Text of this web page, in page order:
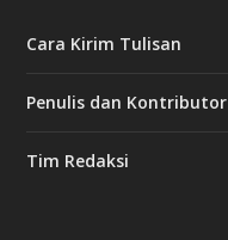
Cara Kirim Tulisan
Penulis dan Kontributor
Tim Redaksi